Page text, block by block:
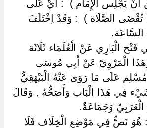
أَنْ يَجْلِس الْإِمَام ) ‏ ‏: أَيْ عَلَى
تُقْضَى الصَّلَاة ) ‏ ‏: وَقَدْ اِخْتَلَفَ
السَّاعَة.
الْبَارِي عَنْ الْعُلَمَاء ثَلَاثَة
وَهَذَا الْمَرْوِيّ عَنْ أَبِي مُوسَى
عَلَى مَا رَوَى عَنْهُ الْبَيْهَقِيُّ
فِي هَذَا الْبَاب وَأَصَحُّهُ , وَقَالَ
الْعَرَبِيّ وَجَمَاعَةٌ.
هُوَ نَصٌّ فِي مَوْضِع الْخِلَاف فَلَا